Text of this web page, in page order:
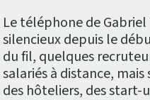
Le téléphone de
silencieux depuis le
du fil, quelques
salariés à distance,
des hôteliers, des start-